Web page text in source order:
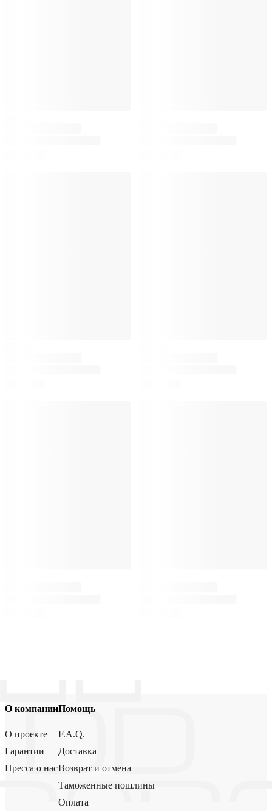
О компании
О проекте
Гарантии
Пресса о нас
Помощь
F.A.Q.
Доставка
Возврат и отмена
Таможенные пошлины
Оплата